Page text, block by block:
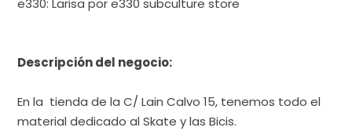
Descripción del negocio:
En la tienda de la C/ Lain Calvo 15, tenemos todo el
material dedicado al Skate y las Bicis.